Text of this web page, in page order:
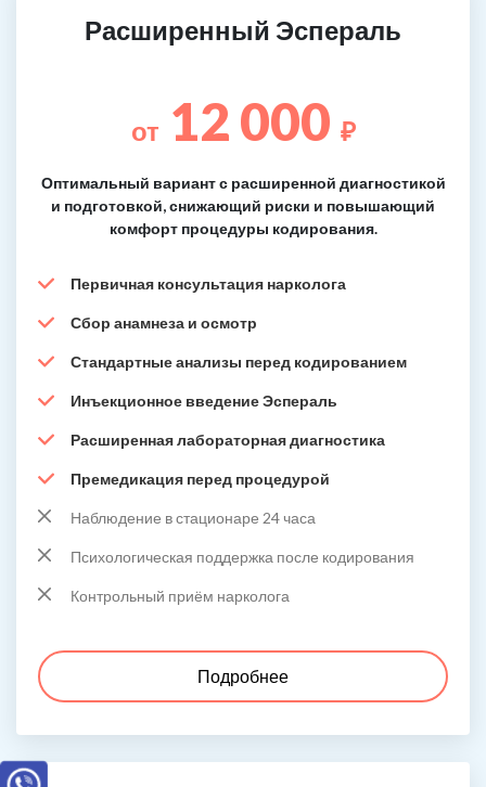
Расширенный Эспераль
от 12 000 ₽
Оптимальный вариант с расширенной диагностикой
и подготовкой, снижающий риски и повышающий
комфорт процедуры кодирования.
Первичная консультация нарколога
Сбор анамнеза и осмотр
Стандартные анализы перед кодированием
Инъекционное введение Эспераль
Расширенная лабораторная диагностика
Премедикация перед процедурой
Наблюдение в стационаре 24 часа
Психологическая поддержка после кодирования
Контрольный приём нарколога
Подробнее